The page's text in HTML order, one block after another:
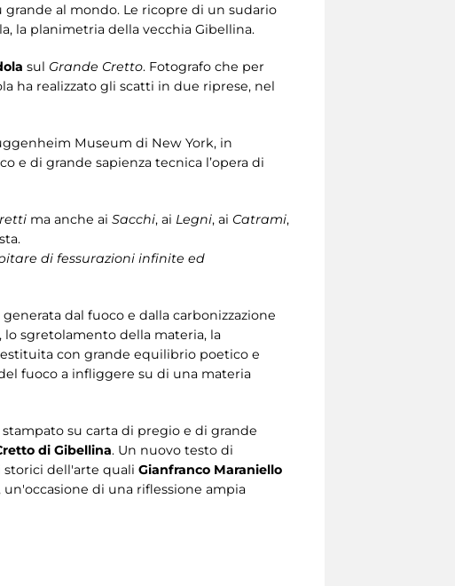
grande al mondo. Le ricopre di un sudario
la planimetria della vecchia Gibellina.
sul Grande Cretto. Fotografo che per
ha realizzato gli scatti in due riprese, nel
Museum di New York, in
e di grande sapienza tecnica l’opera di
ma anche ai Sacchi, ai Legni, ai Catrami,
di fessurazioni infinite ed
generata dal fuoco e dalla carbonizzazione
, lo sgretolamento della materia, la
con grande equilibrio poetico e
fuoco a infliggere su di una materia
su carta di pregio e di grande
di Gibellina. Un nuovo testo di
dell'arte quali Gianfranco Maraniello
un'occasione di una riflessione ampia